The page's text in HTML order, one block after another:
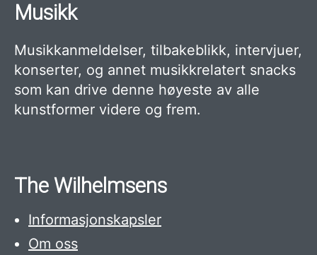
Musikk
Musikkanmeldelser, tilbakeblikk, intervjuer,
konserter, og annet musikkrelatert snacks
som kan drive denne høyeste av alle
kunstformer videre og frem.
The Wilhelmsens
Informasjonskapsler
Om oss